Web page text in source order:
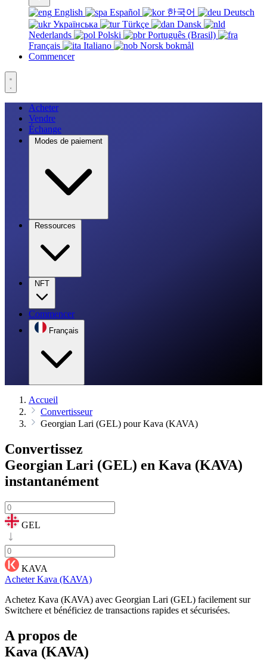
English Español 한국어
Deutsch
Українська
Türkçe
Dansk
Nederlands
Polski
Português (Brasil)
Français
Italiano
Norsk bokmål
Commencer
Acheter
Vendre
Échange
Modes de paiement
Ressources
NFT
Commencer
Français
Accueil
Convertisseur
Georgian Lari (GEL) pour Kava (KAVA)
Convertissez
Georgian Lari (GEL) en Kava (KAVA)
instantanément
GEL
KAVA
Acheter Kava (KAVA)
Achetez Kava (KAVA) avec Georgian Lari (GEL) facilement sur
Switchere et bénéficiez de transactions rapides et sécurisées.
A propos de
Kava (KAVA)